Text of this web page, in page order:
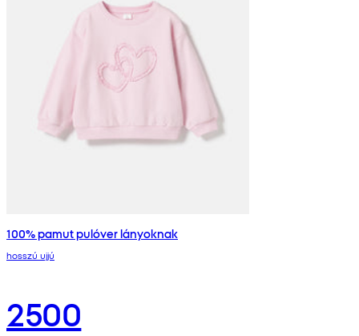
100% pamut pulóver lányoknak
hosszú ujjú
2500